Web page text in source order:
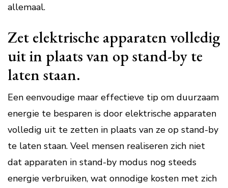
allemaal.
Zet elektrische apparaten volledig
uit in plaats van op stand-by te
laten staan.
Een eenvoudige maar effectieve tip om duurzaam
energie te besparen is door elektrische apparaten
volledig uit te zetten in plaats van ze op stand-by
te laten staan. Veel mensen realiseren zich niet
dat apparaten in stand-by modus nog steeds
energie verbruiken, wat onnodige kosten met zich